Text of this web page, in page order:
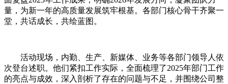
量，为新一年的高质量发展筑牢根基。各部门核心骨干齐聚一
堂，共话成长，共绘蓝图。
活动现场，内勤、生产、新媒体、业务等各部门领导人依
次登台述职。他们紧扣工作实际，全面梳理了2025年部门工作
的亮点与成效，深入剖析了存在的问题与不足，并围绕公司整